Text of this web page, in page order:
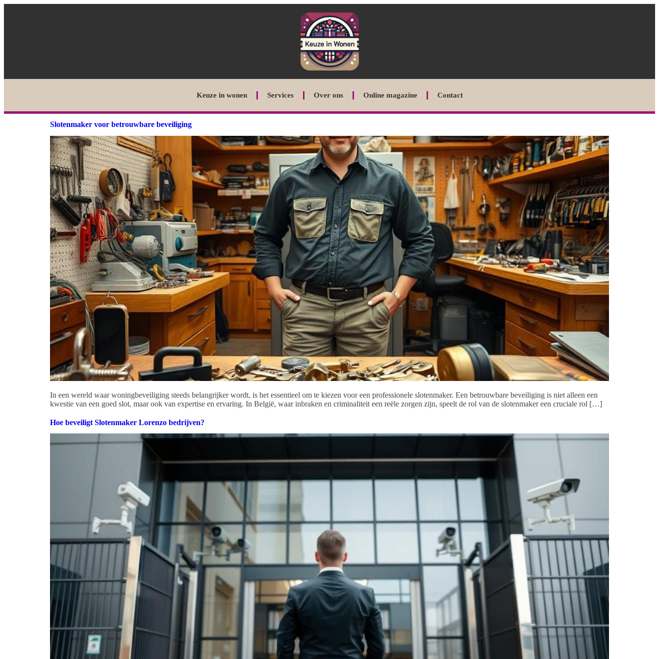
Keuze in wonen Services Over ons Online magazine Contact
Slotenmaker voor betrouwbare beveiliging
In een wereld waar woningbeveiliging steeds belangrijker wordt, is het essentieel om te kiezen voor een professionele slotenmaker. Een betrouwbare beveiliging is niet alleen een
kwestie van een goed slot, maar ook van expertise en ervaring. In België, waar inbraken en criminaliteit een reële zorgen zijn, speelt de rol van de slotenmaker een cruciale rol […]
Hoe beveiligt Slotenmaker Lorenzo bedrijven?